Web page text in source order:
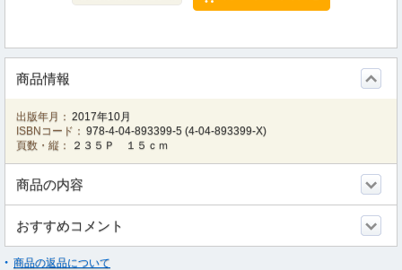
商品情報
出版年月： 2017年10月
ISBNコード： 978-4-04-893399-5 (4-04-893399-X)
頁数・縦：
２３５Ｐ １５ｃｍ
商品の内容
おすすめコメント
商品の返品について